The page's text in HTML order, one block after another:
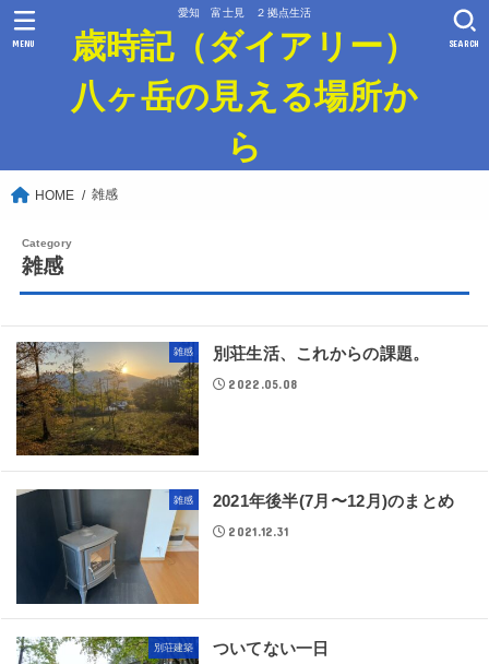
愛知 富士見 ２拠点生活
歳時記（ダイアリー）
八ヶ岳の見える場所か
ら
SEARCH
MENU
HOME 雑感
雑感
雑感 別荘生活、これからの課題。
2022.05.08
雑感 2021年後半(7月〜12月)のまとめ
2021.12.31
別荘建築 ついてない一日